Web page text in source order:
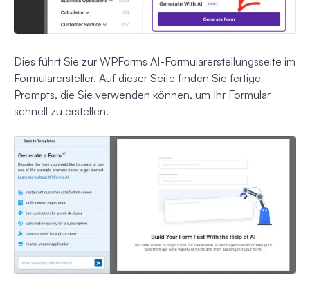
Dies führt Sie zur WPForms AI-Formularerstellungsseite im
Formularersteller. Auf dieser Seite finden Sie fertige
Prompts, die Sie verwenden können, um Ihr Formular
schnell zu erstellen.